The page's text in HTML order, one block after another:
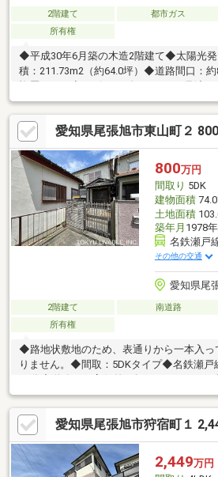
2階建て 都市ガス
所有権
◆平成30年6月築の木造2階建て◆太陽光
積：211.73m2（約64.0坪）◆道路間口：
ン キッチン裏にパントリー有◆1616サ
ースペース3台分有り（※車種による）【
張旭柏井町店・・・約460m〇V・ドラッグ
950m〇いながきクリニック（内科その他
第2号公園・・・約230m〇東栄小学校・・
校・・・約2 540m
愛知県尾張旭市東山町２
800万円
間取り 5DK
建物面積
土地面積
築年月 1978
名鉄瀬戸
その他の交通
愛知県尾
2階建て 南道路
所有権
◆路地状敷地のため、表通りから一本入っ
りません。◆間取：5DKタイプ◆名鉄瀬戸
家です。 【周辺環境】〇ピアゴ印場店・
ーマート天子田四丁目店・・・約190m〇
店・・・約790m〇松尾医院（内科その他
公園・・・約210m〇瑞鳳小学校・・・約
約860m
愛知県尾張旭市狩宿町１
2,449万円